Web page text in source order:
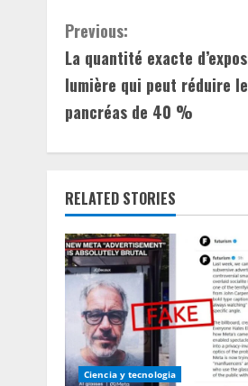
C
o
n
t
i
n
u
R
e
Previous:
La quantité exacte
lumière qui peut réduire
pancréas de 40 %
RELATED STORIES
Ciencia y tecnologia